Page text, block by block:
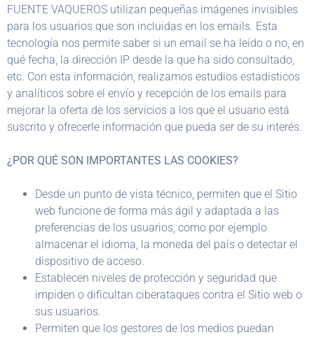
FUENTE VAQUEROS utilizan pequeñas imágenes invisibles
para los usuarios que son incluidas en los emails. Esta
tecnología nos permite saber si un email se ha leído o no, en
qué fecha, la dirección IP desde la que ha sido consultado,
etc. Con esta información, realizamos estudios estadísticos
y analíticos sobre el envío y recepción de los emails para
mejorar la oferta de los servicios a los que el usuario está
suscrito y ofrecerle información que pueda ser de su interés.
¿POR QUÉ SON IMPORTANTES LAS COOKIES?
Desde un punto de vista técnico, permiten que el Sitio
web funcione de forma más ágil y adaptada a las
preferencias de los usuarios, como por ejemplo
almacenar el idioma, la moneda del país o detectar el
dispositivo de acceso.
Establecen niveles de protección y seguridad que
impiden o dificultan ciberataques contra el Sitio web o
sus usuarios.
Permiten que los gestores de los medios puedan